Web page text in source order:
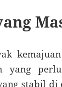
yang
stabil di